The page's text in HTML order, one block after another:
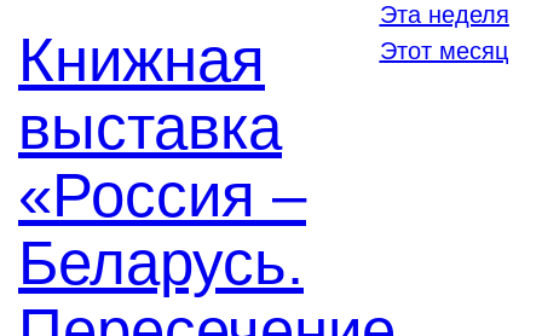
Книжная
выставка
«Россия –
Беларусь.
Эта неделя
Этот месяц